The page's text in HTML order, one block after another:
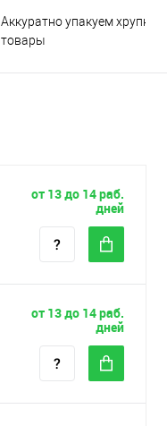
Аккуратно упакуем хрупкие
товары
от 13 до 14 раб.
дней
от 13 до 14 раб.
дней